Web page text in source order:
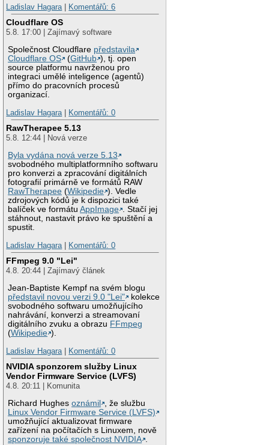
Ladislav Hagara
Komentářů: 6
Cloudflare OS
5.8. 17:00 | Zajímavý software
Společnost Cloudflare představila
Cloudflare OS
(GitHub ), tj. open
source platformu navrženou pro
integraci umělé inteligence (agentů)
přímo do pracovních procesů
organizací.
Ladislav Hagara
Komentářů: 0
RawTherapee 5.13
5.8. 12:44 | Nová verze
Byla vydána nová verze 5.13
svobodného multiplatformního softwaru
pro konverzi a zpracování digitálních
fotografií primárně ve formátů RAW
RawTherapee (Wikipedie ). Vedle
zdrojových kódů je k dispozici také
balíček ve formátuAppImage . Stačí jej
stáhnout, nastavit právo ke spuštění a
spustit.
Ladislav Hagara
Komentářů: 0
FFmpeg 9.0 "Lei"
4.8. 20:44 | Zajímavý článek
Jean-Baptiste Kempf na svém blogu
představil novou verzi 9.0 "Lei"
kolekce
svobodného softwaru umožňujícího
nahrávání, konverzi a streamovaní
digitálního zvuku a obrazu FFmpeg
(Wikipedie ).
Ladislav Hagara
Komentářů: 0
NVIDIA sponzorem služby Linux
Vendor Firmware Service (LVFS)
4.8. 20:11 | Komunita
Richard Hughesoznámil
, že službu
Linux Vendor Firmware Service (LVFS)
umožňující aktualizovat firmware
zařízení na počítačích s Linuxem, nově
sponzoruje také společnost NVIDIA .